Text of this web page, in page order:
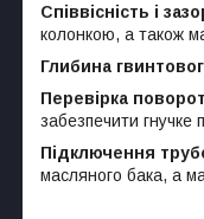
Співвісність і
колонкою, а також
Глибина
Перевірка
забезпечити гнучке
Підключення
масляного бака, а